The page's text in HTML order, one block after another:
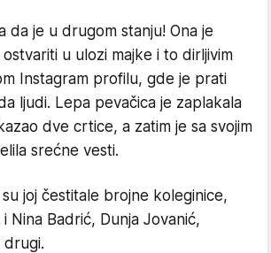
da je u drugom stanju! Ona je
u ulozi majke i to dirljivim
Instagram profilu, gde je prati
ljudi. Lepa pevačica je zaplakala
dve crtice, a zatim je sa svojim
srećne vesti.
joj čestitale brojne koleginice,
Nina Badrić, Dunja Jovanić,
drugi.